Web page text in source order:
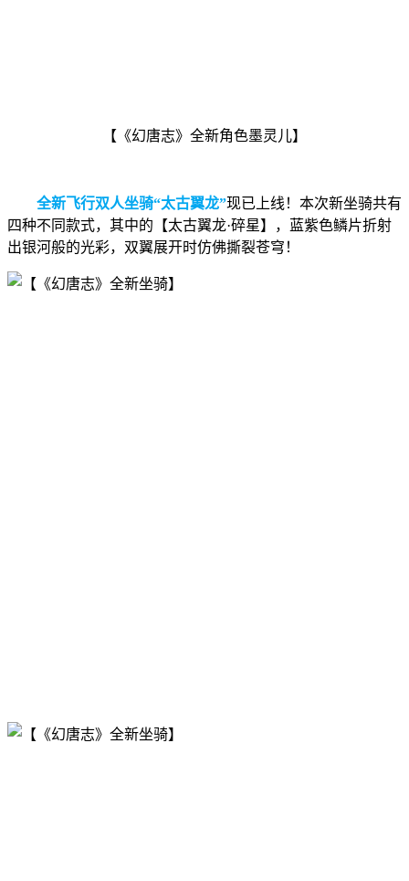
【《幻唐志》全新角色墨灵儿】
全新飞行双人坐骑“太古翼龙”现已上线！本次新坐骑共有
四种不同款式，其中的【太古翼龙·碎星】，蓝紫色鳞片折射
出银河般的光彩，双翼展开时仿佛撕裂苍穹！